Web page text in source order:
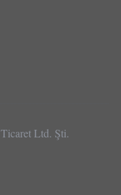
Ltd. Şti.